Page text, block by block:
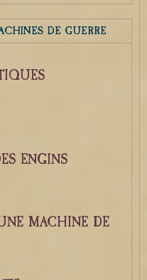
DE GUERRE
ENGINS
MACHINE DE